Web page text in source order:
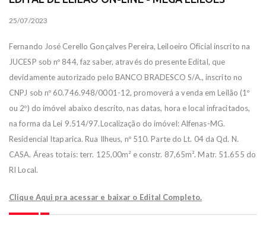
25/07/2023
Fernando José Cerello Gonçalves Pereira, Leiloeiro Oficial inscrito na
JUCESP sob nº 844, faz saber, através do presente Edital, que
devidamente autorizado pelo BANCO BRADESCO S/A., inscrito no
CNPJ sob nº 60.746.948/0001-12, promoverá a venda em Leilão (1º
ou 2º) do imóvel abaixo descrito, nas datas, hora e local infracitados,
na forma da Lei 9.514/97.Localização do imóvel: Alfenas-MG.
Residencial Itaparica. Rua Ilheus, nº 510. Parte do Lt. 04 da Qd. N.
CASA. Áreas totais: terr. 125,00m² e constr. 87,65m². Matr. 51.655 do
RI Local.
Clique Aqui pra acessar e baixar o Edital Completo.